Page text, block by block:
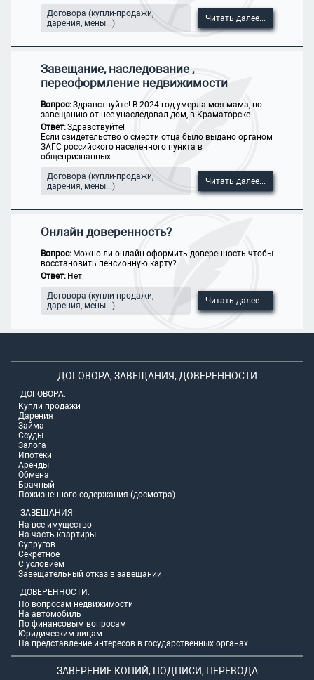
Договора (купли-продажи,
дарения, мены...)
Читать далее...
Завещание, наследование ,
переоформление недвижимости
Вопрос:Здравствуйте! В 2024 год умерла моя мама, по
завещанию от нее унаследовал дом, в Краматорске ...
Ответ:Здравствуйте!
Если свидетельство о смерти отца было выдано органом
ЗАГС российского населенного пункта в
общепризнанных ...
Договора (купли-продажи,
дарения, мены...)
Читать далее...
Онлайн доверенность?
Вопрос: Можно ли онлайн оформить доверенность чтобы
восстановить пенсионную карту?
Ответ: Нет.
Договора (купли-продажи,
дарения, мены...)
Читать далее...
ДОГОВОРА, ЗАВЕЩАНИЯ, ДОВЕРЕННОСТИ
ДОГОВОРА:
Купли продажи
Дарения
Займа
Ссуды
Залога
Ипотеки
Аренды
Обмена
Брачный
Пожизненного содержания (досмотра)
ЗАВЕЩАНИЯ:
На все имущество
На часть квартиры
Супругов
Секретное
С условием
Завещательный отказ в завещании
ДОВЕРЕННОСТИ:
По вопросам недвижимости
На автомобиль
По финансовым вопросам
Юридическим лицам
На представление интересов в государственных органах
ЗАВЕРЕНИЕ КОПИЙ, ПОДПИСИ, ПЕРЕВОДА